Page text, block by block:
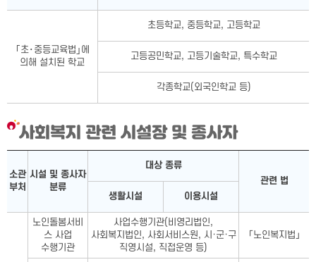
｢초･중등교육법｣에
의해 설치된 학교
초등학교, 중등학교, 고등학교
고등공민학교, 고등기술학교, 특수학교
각종학교(외국인학교 등)
사회복지 관련 시설장 및 종사자
소관
부처
시설 및 종사자
분류
대상 종류
관련 법
생활시설
이용시설
노인돌봄서비
스 사업
수행기관
사업수행기관(비영리법인,
사회복지법인, 사회서비스원, 시·군·구
직영시설, 직접운영 등)
「노인복지법」